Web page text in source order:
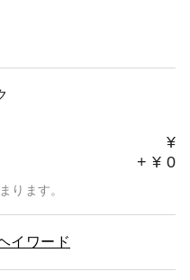
¥
+ ¥ 0
ります。
イワード